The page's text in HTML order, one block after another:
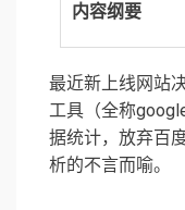
内容纲要
最近新上线网站
工具（全称
据统计，放弃百
析的不言而喻。